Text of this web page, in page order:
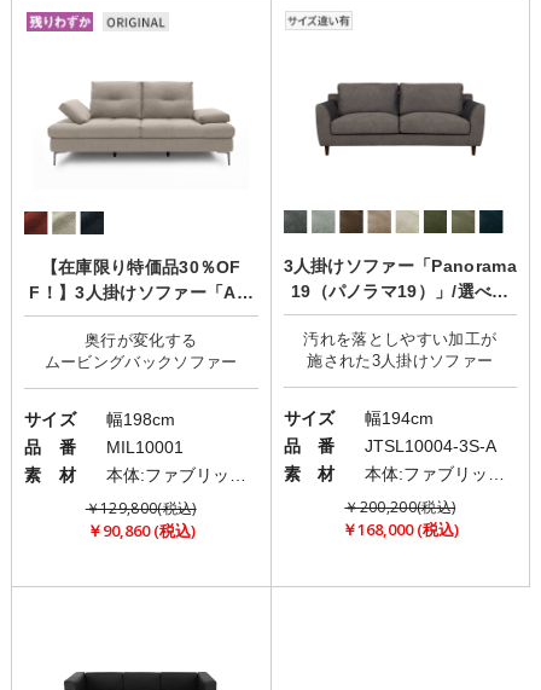
【在庫限り特価品30％OF
F！】3人掛けソファー「ALI
VIO(アリビオ)」
奥行が変化する
サイズ
幅198cm
品 番
MIL10001
素 材
￥129,800(税込)
￥90,860 (税込)
3人掛けソファー「Panorama
19（パノラマ19）」/選べる
座り心地/カバーリング
汚れを落としやすい加工が
サイズ
幅194cm
品 番
JTSL10004-3S-A
素 材
￥200,200(税込)
￥168,000 (税込)